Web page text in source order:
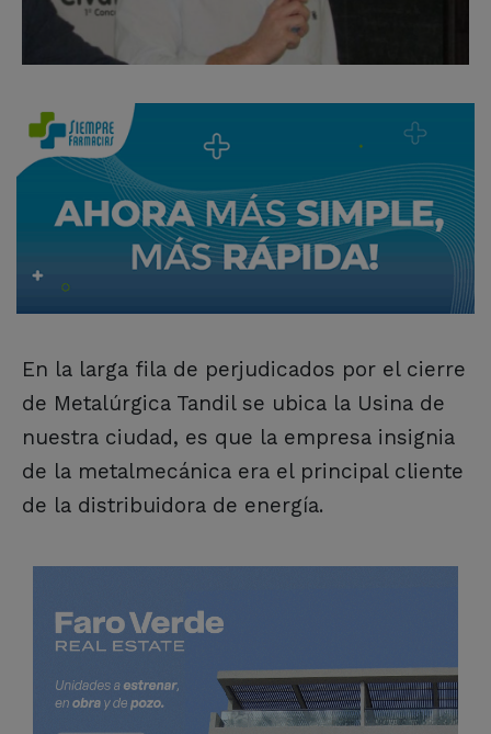
En la larga fila de perjudicados por el cierre
de Metalúrgica Tandil se ubica la Usina de
nuestra ciudad, es que la empresa insignia
de la metalmecánica era el principal cliente
de la distribuidora de energía.